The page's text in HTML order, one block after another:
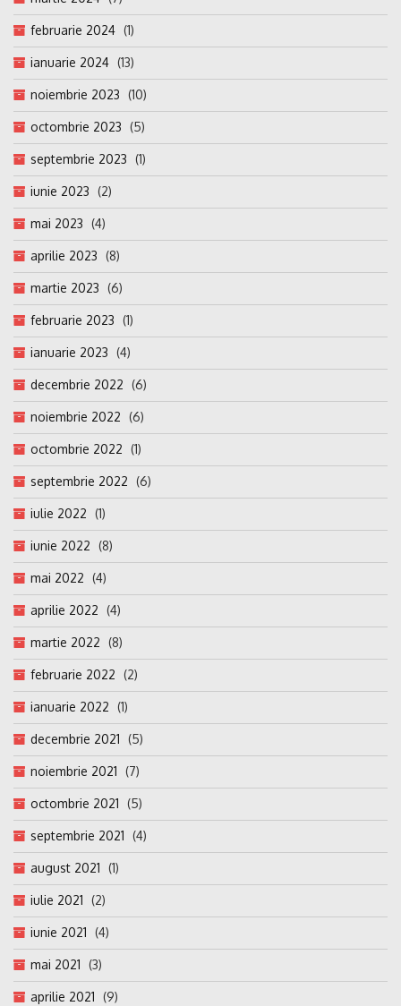
februarie 2024 (1)
ianuarie 2024 (13)
noiembrie 2023 (10)
octombrie 2023 (5)
septembrie 2023 (1)
iunie 2023 (2)
mai 2023 (4)
aprilie 2023 (8)
martie 2023 (6)
februarie 2023 (1)
ianuarie 2023 (4)
decembrie 2022 (6)
noiembrie 2022 (6)
octombrie 2022 (1)
septembrie 2022 (6)
iulie 2022 (1)
iunie 2022 (8)
mai 2022 (4)
aprilie 2022 (4)
martie 2022 (8)
februarie 2022 (2)
ianuarie 2022 (1)
decembrie 2021 (5)
noiembrie 2021 (7)
octombrie 2021 (5)
septembrie 2021 (4)
august 2021 (1)
iulie 2021 (2)
iunie 2021 (4)
mai 2021 (3)
aprilie 2021 (9)